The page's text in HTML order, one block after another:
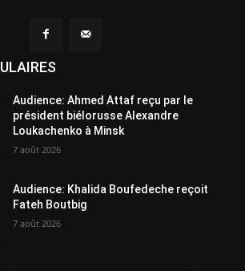
Audience: Ahmed Attaf reçu par le
président biélorusse Alexandre
Loukachenko à Minsk
7 août 2026
Audience: Khalida Boufedeche reçoit
Fateh Boutbig
7 août 2026